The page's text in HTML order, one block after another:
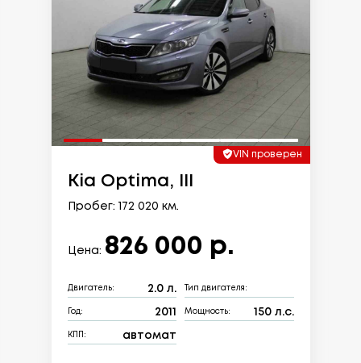
VIN проверен
Kia Optima, III
Пробег: 172 020 км.
Цена: 826 000 р.
Двигатель: 2.0 л. Тип двигателя:
Год: 2011 Мощность: 150 л.с.
КПП: автомат